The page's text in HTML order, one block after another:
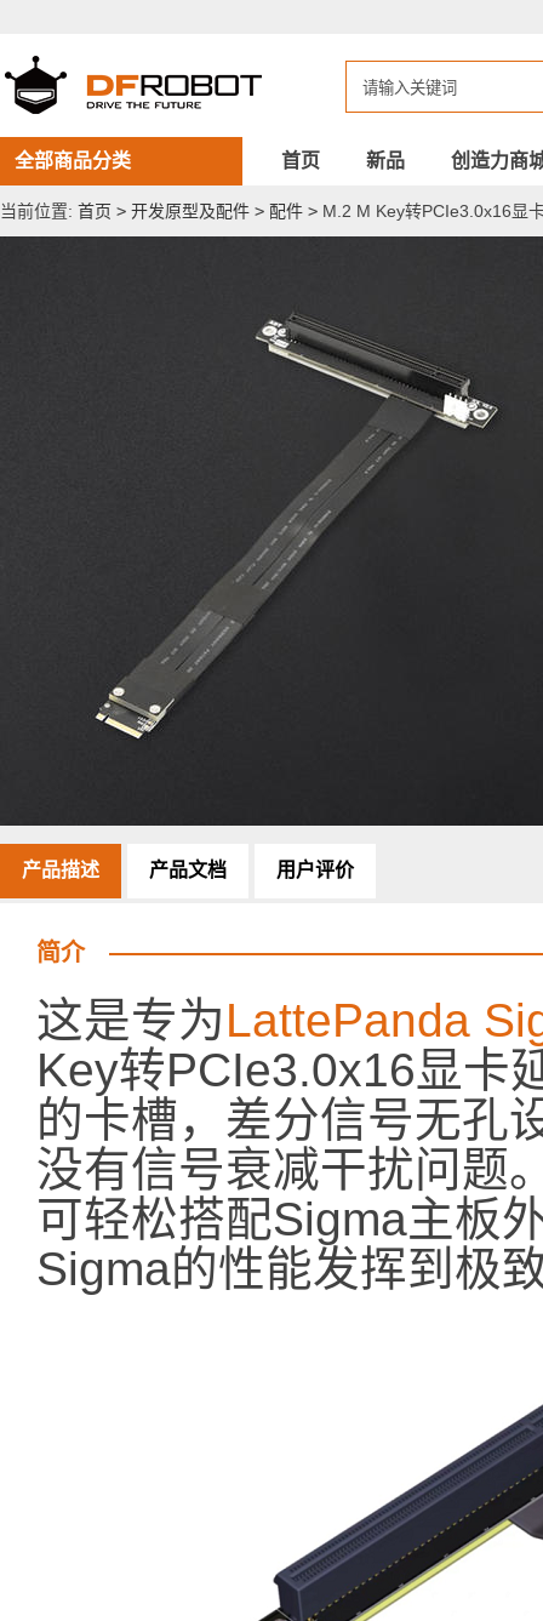
Key
转
PCIe3.0x16
显
卡
延
长
线
全部商品分类 首页 新品 创造力商
当前位置: 首页 > 开发原型及配件 > 配件 > M.2 M Key转PCIe3.0x16显
产品描述 产品文档 用户评价
简介
这是专为LattePanda
Key转PCIe3.0x16显卡
的卡槽，差分信号无孔
没有信号衰减干扰问题
可轻松搭配Sigma主板
Sigma的性能发挥到极